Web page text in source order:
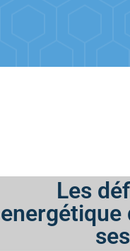
Les
energétique